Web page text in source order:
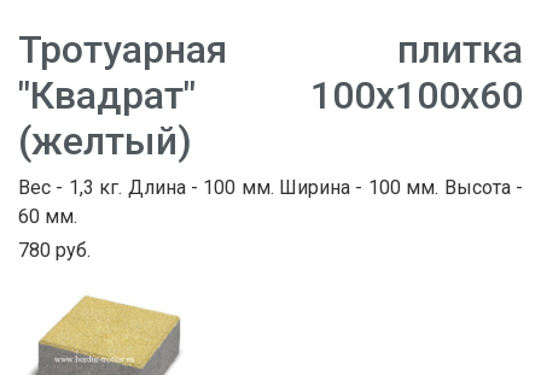
Тротуарная плитка
"Квадрат" 100х100х60
(желтый)
Вес - 1,3 кг. Длина - 100 мм. Ширина - 100 мм. Высота -
60 мм.
780 руб.